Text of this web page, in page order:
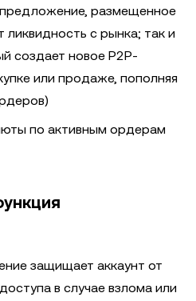
размещенное
с рынка; так и
создает новое P2P-
или продаже, пополняя
по активным ордерам
защищает аккаунт от
в случае взлома или